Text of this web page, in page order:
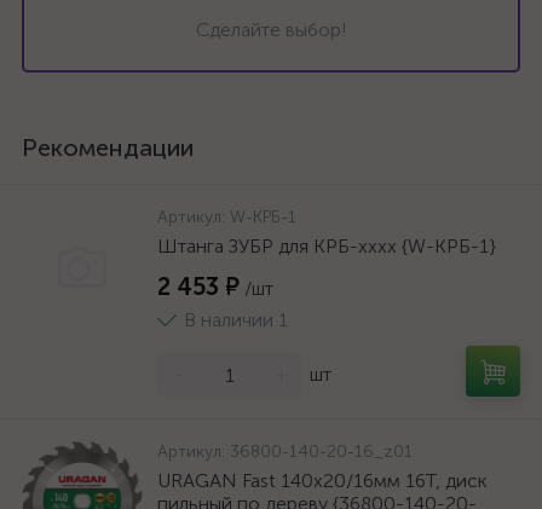
Сделайте выбор!
Рекомендации
Артикул: W-КРБ-1
Штанга ЗУБР для КРБ-хххх {W-КРБ-1}
2 453 ₽ /шт
В наличии 1
шт
Артикул: 36800-140-20-16_z01
URAGAN Fast 140x20/16мм 16Т, диск
пильный по дереву {36800-140-20-